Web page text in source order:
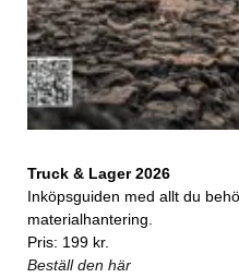
Truck & Lager 2026
Inköpsguiden med allt du
materialhantering.
Pris: 199 kr.
Beställ den här